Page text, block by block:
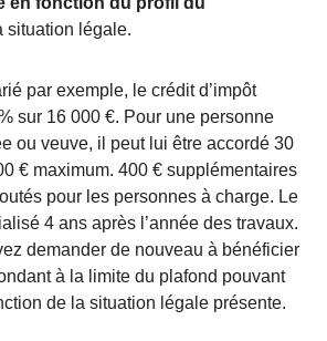
situation légale.
par exemple, le crédit d’impôt
sur 16 000 €. Pour une personne
ou veuve, il peut lui être accordé 30
€ maximum. 400 € supplémentaires
pour les personnes à charge. Le
4 ans après l’année des travaux.
demander de nouveau à bénéficier
à la limite du plafond pouvant
de la situation légale présente.